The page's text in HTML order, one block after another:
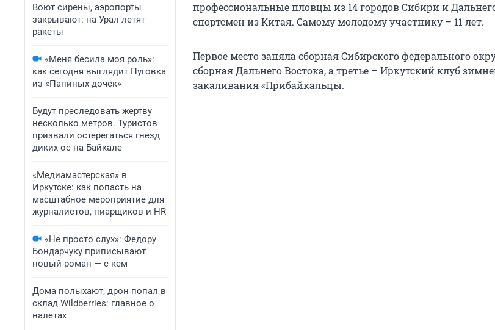
Воют сирены, аэропорты
закрывают: на Урал летят
ракеты
«Меня бесила моя роль»:
как сегодня выглядит Пуговка
из «Папиных дочек»
Будут преследовать жертву
несколько метров. Туристов
призвали остерегаться гнезд
диких ос на Байкале
«Медиамастерская» в
Иркутске: как попасть на
масштабное мероприятие для
журналистов, пиарщиков и HR
«Не просто слух»: Федору
Бондарчуку приписывают
новый роман — с кем
Дома полыхают, дрон попал в
склад Wildberries: главное о
налетах
профессиональные пловцы из 14 городов Сибири и
спортсмен из Китая. Самому молодому участнику – 11 лет.
Первое место заняла сборная Сибирского федерального
сборная Дальнего Востока, а третье – Иркутский клуб
закаливания «Прибайкальцы.